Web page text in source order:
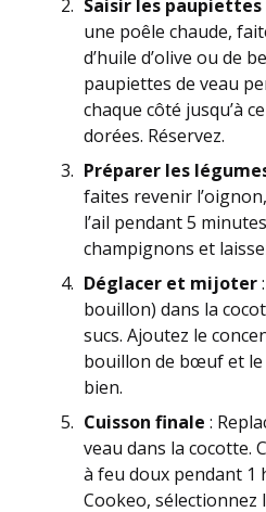
Saisir les paupiettes
une poêle chaude,
d’huile d’olive ou de
paupiettes de veau
chaque côté jusqu’à
dorées. Réservez.
Préparer les
faites revenir
l’ail pendant 5
champignons et
Déglacer et mijoter
bouillon) dans la
sucs. Ajoutez le
bouillon de bœuf et le
bien.
Cuisson finale :
veau dans la cocotte.
à feu doux pendant 1
Cookeo, sélectionnez